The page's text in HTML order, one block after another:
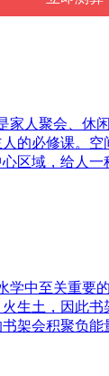
人聚会、
的必修课。
区域，给人
中至关重
生土，因此
架会积聚负能